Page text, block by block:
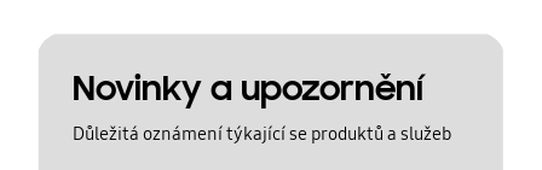
Novinky a upozornění
Důležitá oznámení týkající se produktů a služeb